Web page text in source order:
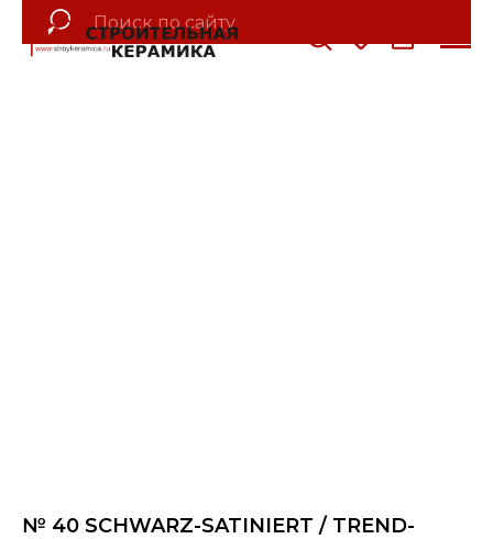
№ 40 SCHWARZ-SATINIERT / TREND-